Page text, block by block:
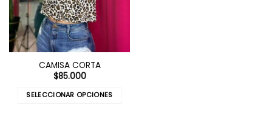
CAMISA CORTA
$85.000
SELECCIONAR OPCIONES